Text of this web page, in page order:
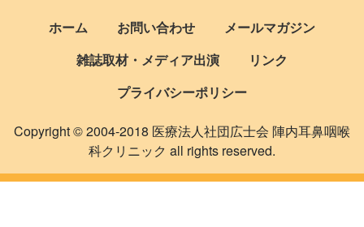
ホーム お問い合わせ
メールマガジン
雑誌取材・メディア出演
リンク
プライバシーポリシー
Copyright © 2004-2018 医療法人社団広士会 陣内耳鼻咽喉
科クリニック all rights reserved.